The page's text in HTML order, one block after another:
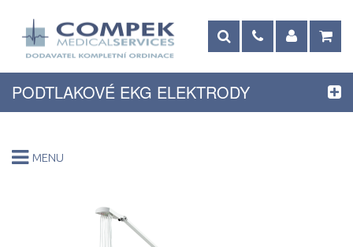
PODTLAKOVÉ EKG ELEKTRODY
MENU